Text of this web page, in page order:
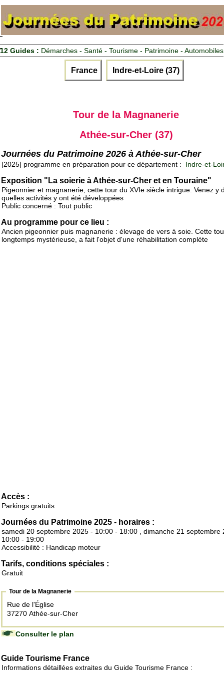
12 Guides : Démarches - Santé - Tourisme - Patrimoine - Automobiles
France Indre-et-Loire (37)
Tour de la Magnanerie
Athée-sur-Cher (37)
Journées du Patrimoine 2026 à Athée-sur-Cher
[2025] programme en préparation pour ce département : Indre-et-
Exposition "La soierie à Athée-sur-Cher et en Touraine"
Pigeonnier et magnanerie, cette tour du XVIe siècle intrigue. Venez y
quelles activités y ont été développées
Public concerné : Tout public
Au programme pour ce lieu :
Ancien pigeonnier puis magnanerie : élevage de vers à soie. Cette
longtemps mystérieuse, a fait l'objet d'une réhabilitation complète
Accès :
Parkings gratuits
Journées du Patrimoine 2025 - horaires :
samedi 20 septembre 2025 - 10:00 - 18:00 , dimanche 21 septembre
10:00 - 19:00
Accessibilité : Handicap moteur
Tarifs, conditions spéciales :
Gratuit
Tour de la Magnanerie
Rue de l'Église
37270 Athée-sur-Cher
Consulter le plan
Guide Tourisme France
Informations détaillées extraites du Guide Tourisme France :